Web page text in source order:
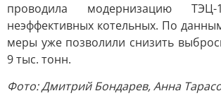
проводила модернизацию
неэффективных котельных. По
меры уже позволили снизить
9 тыс. тонн.
Фото: Дмитрий Бондарев, Анна